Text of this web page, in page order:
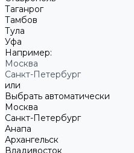
Таганрог
Тамбов
Тула
Уфа
Например:
Москва
Санкт-Петербург
или
Выбрать автоматически
Москва
Санкт-Петербург
Анапа
Архангельск
Владивосток